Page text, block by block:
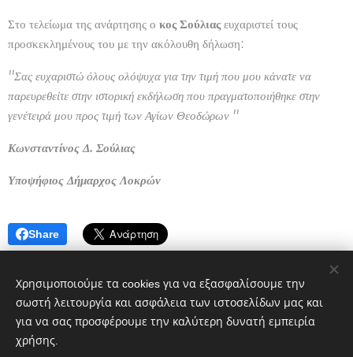
Στο τελείωμα της ανάρτησης ο κος Σούλιας ευχαριστεί τους
προσκεκλημένους του με την ακόλουθη δήλωση:
''Σας ευχαριστώ όλους ολόψυχα για την τιμή που μου κάνατε να
παρευρεθείτε στην ιστορική εκδήλωση που πραγματοποιήθηκε στην
γενέτειρά μου προς τιμή των Αγίων Θεοδώρων ''
Κωνσταντίνος Δ. Σούλιας
Υποψήφιος Δήμαρχος Λοκρών
Share
Χρησιμοποιούμε τα cookies για να εξασφαλίσουμε την
σωστή λειτουργία και ασφάλεια των ιστοσελίδων μας και
για να σας προσφέρουμε την καλύτερη δυνατή εμπειρία
χρήσης.